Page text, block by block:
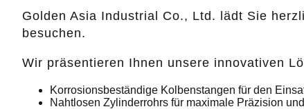
Golden Asia Industrial Co., Ltd. lädt Sie
besuchen.
Wir präsentieren Ihnen unsere innovativen
Korrosionsbeständige Kolbenstangen für den
Nahtlosen Zylinderrohrs für maximale Präzision